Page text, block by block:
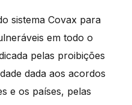
sistema Covax para
em todo o
pelas proibições
dada aos acordos
e os países, pelas